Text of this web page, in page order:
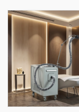
dvigovanje
napenjanje
modeliranje